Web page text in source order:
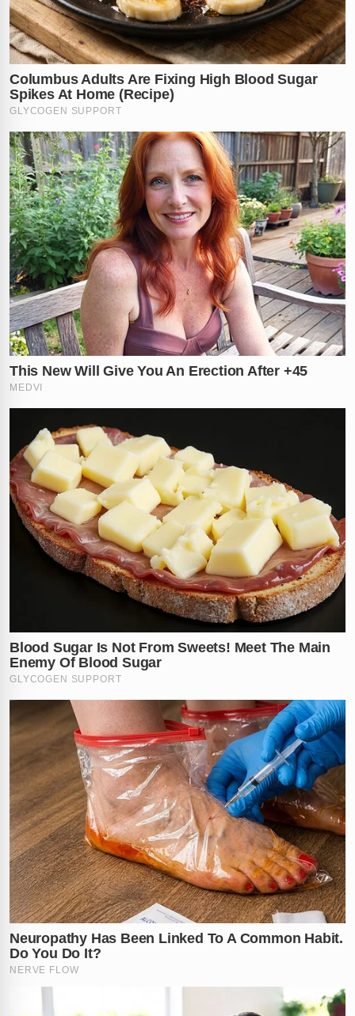
como um testemunho de superação e sorte,
acumulando milhares de visualizações e comentários
de espanto em diversas plataformas.
Um verdadeiro milagre ou apenas muita sorte? O que
você acha desse perigo constante que os motociclistas
enfrentam nas ruas? Comente sua opinião abaixo!
Vídeo: